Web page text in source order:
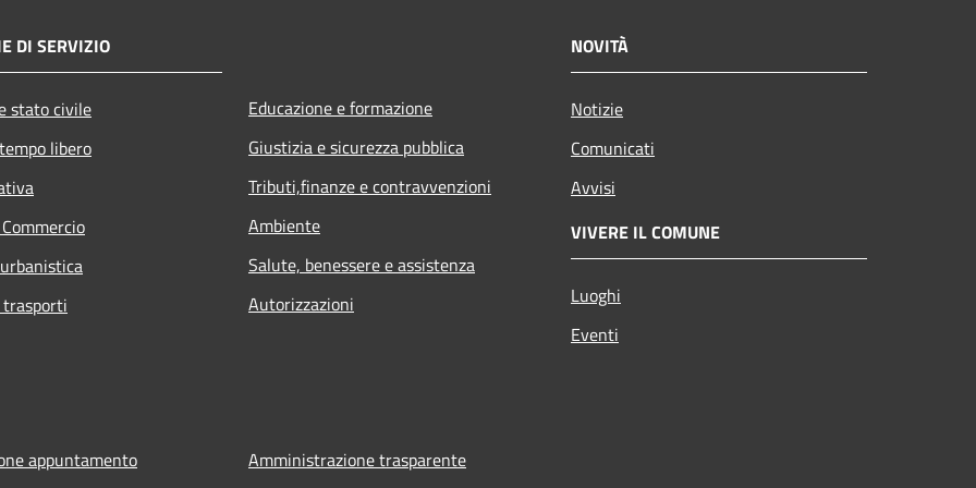
DI SERVIZIO
stato civile
libero
Educazione e formazione
Giustizia e sicurezza pubblica
Tributi,finanze e contravvenzioni
Ambiente
Salute, benessere e assistenza
Autorizzazioni
NOVITÀ
Notizie
Comunicati
Avvisi
VIVERE IL COMUNE
Luoghi
Eventi
appuntamento
Amministrazione trasparente